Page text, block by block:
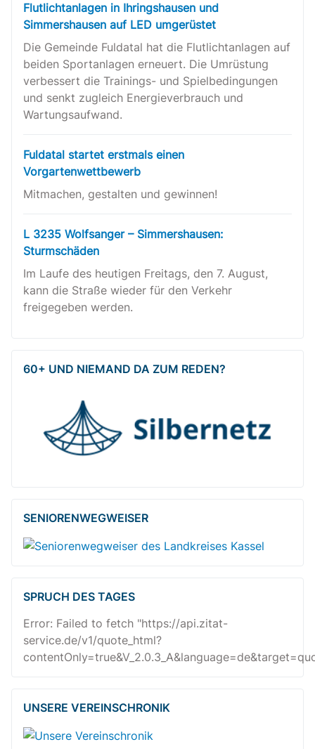
Flutlichtanlagen in Ihringshausen und
Simmershausen auf LED umgerüstet
Die Gemeinde Fuldatal hat die Flutlichtanlagen auf
beiden Sportanlagen erneuert. Die Umrüstung
verbessert die Trainings- und Spielbedingungen
und senkt zugleich Energieverbrauch und
Wartungsaufwand.
Fuldatal startet erstmals einen
Vorgartenwettbewerb
Mitmachen, gestalten und gewinnen!
L 3235 Wolfsanger – Simmershausen:
Sturmschäden
Im Laufe des heutigen Freitags, den 7. August,
kann die Straße wieder für den Verkehr
freigegeben werden.
60+ UND NIEMAND DA ZUM REDEN?
SENIOREN­WEG­WEISER
SPRUCH DES TAGES
Error: Failed to fetch "https://api.zitat-
service.de/v1/quote_html?
UNSERE VEREINSCHRONIK